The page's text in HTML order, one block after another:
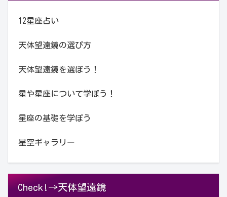
12星座占い
天体望遠鏡の選び方
天体望遠鏡を選ぼう！
星や星座について学ぼう！
星座の基礎を学ぼう
星空ギャラリー
Check!→天体望遠鏡